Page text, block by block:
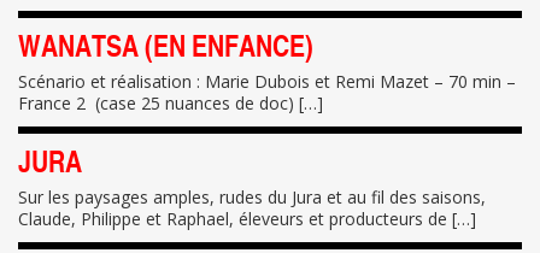
WANATSA (EN ENFANCE)
Scénario et réalisation : Marie Dubois et Remi Mazet – 70 min –
France 2 (case 25 nuances de doc) […]
JURA
Sur les paysages amples, rudes du Jura et au fil des saisons,
Claude, Philippe et Raphael, éleveurs et producteurs de […]